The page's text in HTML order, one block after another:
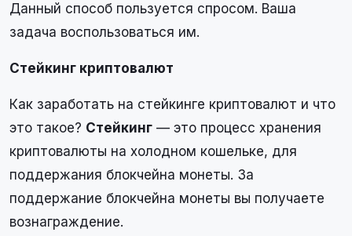
Данный способ пользуется спросом. Ваша
задача воспользоваться им.
Стейкинг криптовалют
Как заработать на стейкинге криптовалют и что
это такое? Стейкинг — это процесс хранения
криптовалюты на холодном кошельке, для
поддержания блокчейна монеты. За
поддержание блокчейна монеты вы получаете
вознаграждение.